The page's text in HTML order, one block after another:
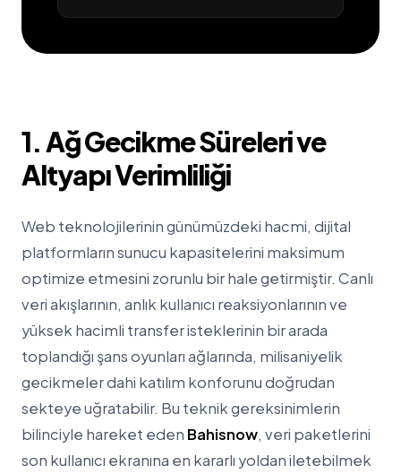
1. Ağ Gecikme Süreleri ve
Altyapı Verimliliği
Web teknolojilerinin günümüzdeki hacmi, dijital
platformların sunucu kapasitelerini maksimum
optimize etmesini zorunlu bir hale getirmiştir. Canlı
veri akışlarının, anlık kullanıcı reaksiyonlarının ve
yüksek hacimli transfer isteklerinin bir arada
toplandığı şans oyunları ağlarında, milisaniyelik
gecikmeler dahi katılım konforunu doğrudan
sekteye uğratabilir. Bu teknik gereksinimlerin
bilinciyle hareket eden Bahisnow, veri paketlerini
son kullanıcı ekranına en kararlı yoldan iletebilmek